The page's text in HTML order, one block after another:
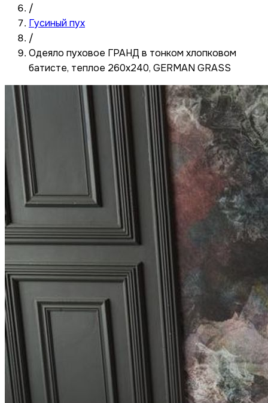
/
Гусиный пух
/
Одеяло пуховое ГРАНД в тонком хлопковом
батисте, теплое 260x240, GERMAN GRASS